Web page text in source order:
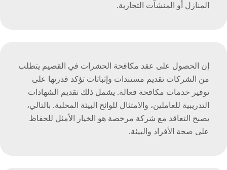
المنازل أو المنشآت التجارية.
إن الحصول على عقد مكافحة الحشرات في القصيم يتطلب
من الشركات تقديم مستندات وإثباتات تؤكد قدرتها على
توفير خدمات مكافحة فعالة. يشمل ذلك تقديم الشهادات
التدريبية للعاملين، والامتثال للوائح البيئة المحلية. بالتالي،
يصبح التعاقد مع شركة مرخصة هو الخيار الأمثل للحفاظ
على صحة الأفراد والبيئة.